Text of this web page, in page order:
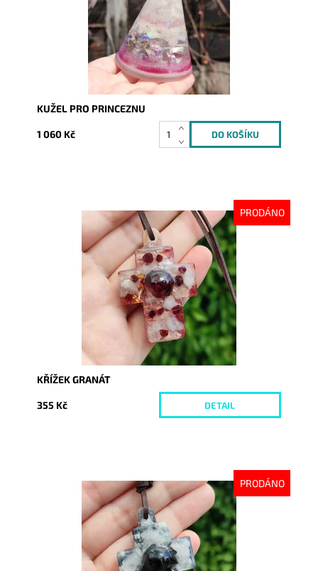
KUŽEL PRO PRINCEZNU
1 060 Kč
PRODÁNO
Dostupnost:
Vyprodáno
KŘÍŽEK GRANÁT
355 Kč DETAIL
PRODÁNO
Dostupnost:
Vyprodáno
7259